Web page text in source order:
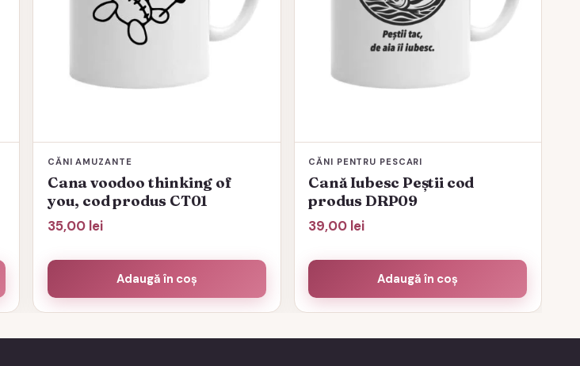
CĂNI AMUZANTE
Cana voodoo thinking of
you, cod produs CT01
35,00 lei
Adaugă în coș
CĂNI PENTRU PESCARI
Cană Iubesc Peștii cod
produs DRP09
39,00 lei
Adaugă în coș